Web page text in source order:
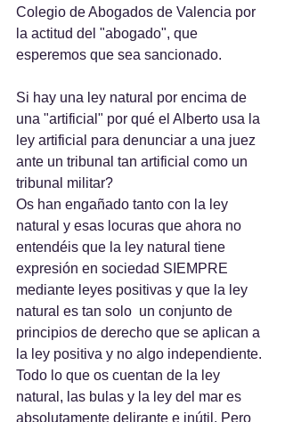
Colegio de Abogados de Valencia por
la actitud del "abogado", que
esperemos que sea sancionado.
Si hay una ley natural por encima de
una "artificial" por qué el Alberto usa la
ley artificial para denunciar a una juez
ante un tribunal tan artificial como un
tribunal militar?
Os han engañado tanto con la ley
natural y esas locuras que ahora no
entendéis que la ley natural tiene
expresión en sociedad SIEMPRE
mediante leyes positivas y que la ley
natural es tan solo  un conjunto de
principios de derecho que se aplican a
la ley positiva y no algo independiente.
Todo lo que os cuentan de la ley
natural, las bulas y la ley del mar es
absolutamente delirante e inútil. Pero